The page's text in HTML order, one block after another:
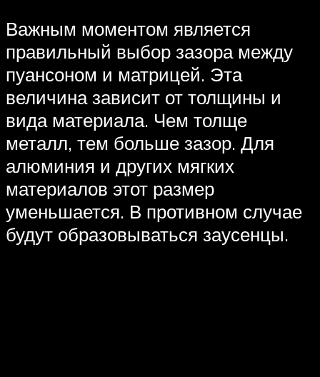
Важным моментом является
правильный выбор зазора между
пуансоном и матрицей. Эта
величина зависит от толщины и
вида материала. Чем толще
металл, тем больше зазор. Для
алюминия и других мягких
материалов этот размер
уменьшается. В противном случае
будут образовываться заусенцы.